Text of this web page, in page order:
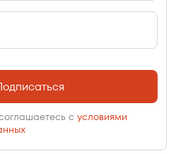
с условиями